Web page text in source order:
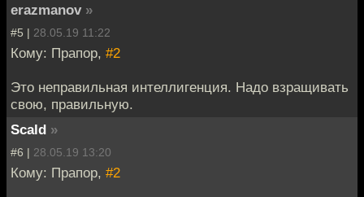
erazmanov »
#5 | 28.05.19 11:22
Кому: Прапор, #2
Это неправильная интеллигенция. Надо взращивать
свою, правильную.
Scald »
#6 | 28.05.19 13:20
Кому: Прапор, #2